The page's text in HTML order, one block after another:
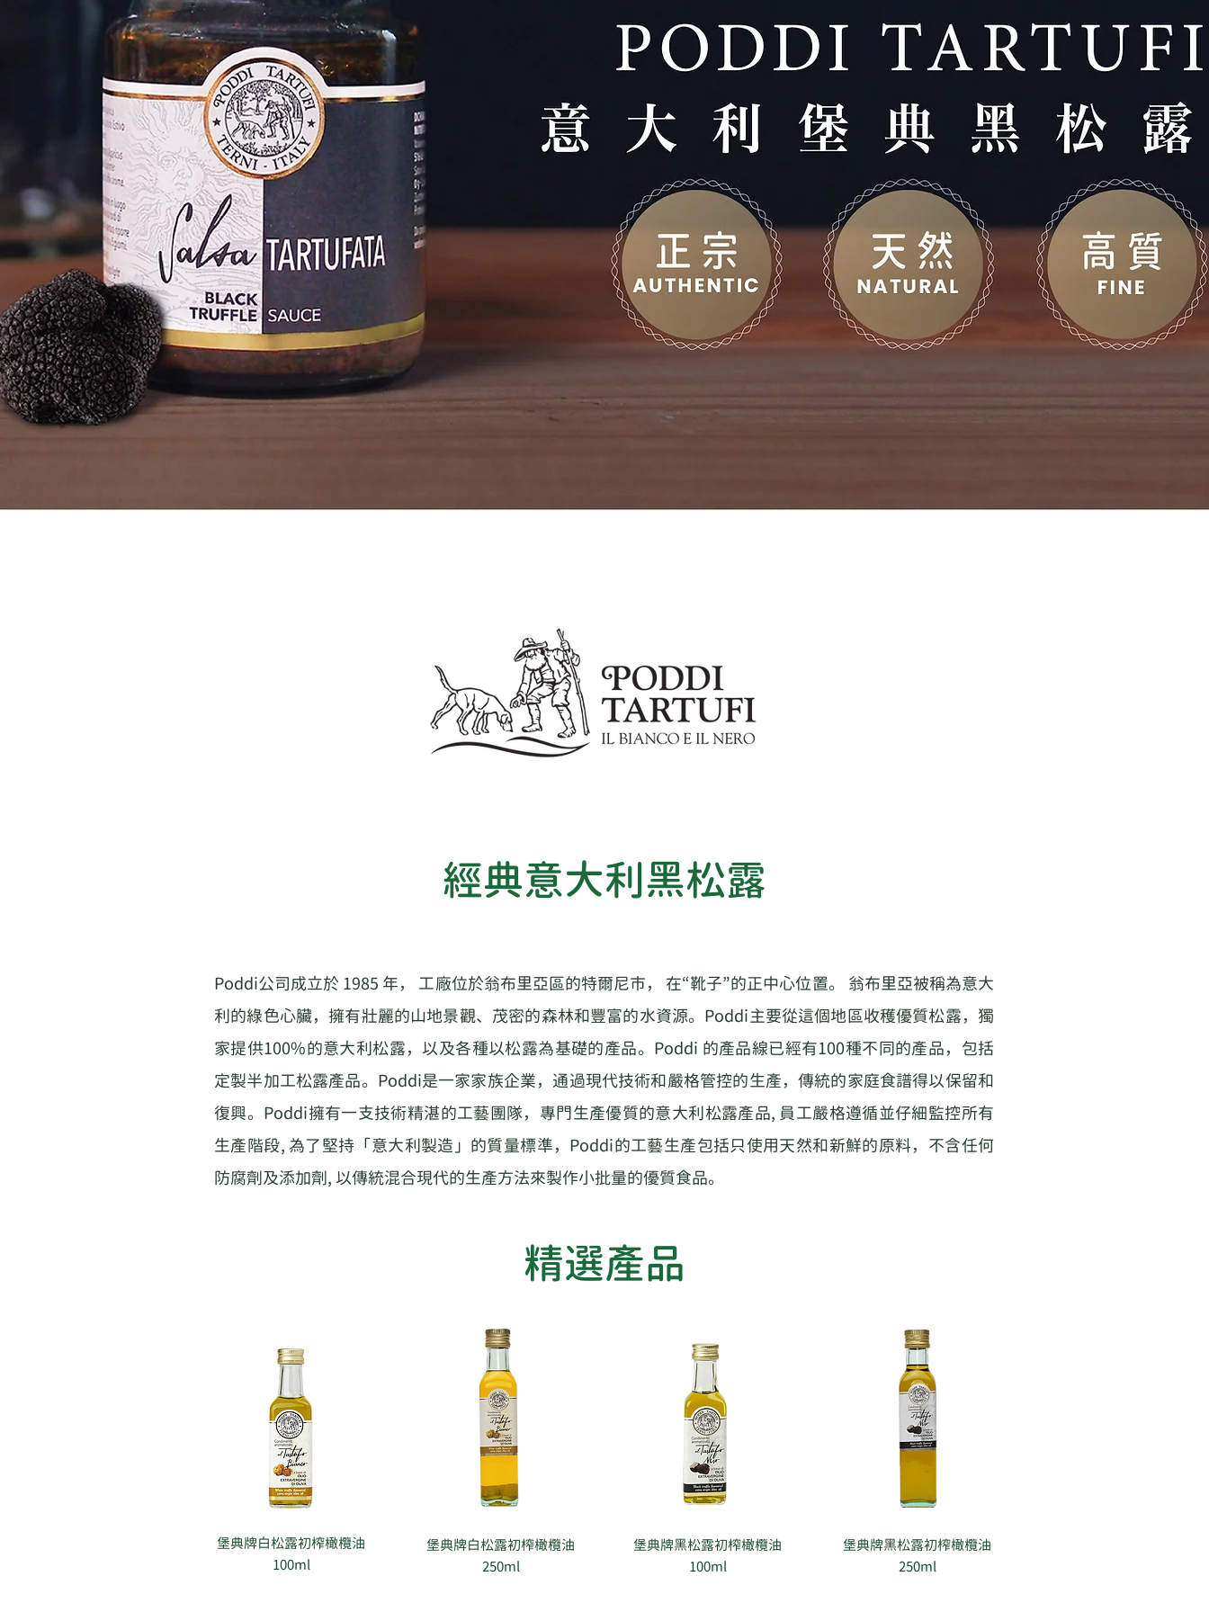
經典意大利黑松露
Poddi公司成立於 1985 年， 工廠位於翁布里亞區的特爾尼市， 在“靴子”的正中心位置。 翁布里亞被稱為意大
利的綠色心臟，擁有壯麗的山地景觀、茂密的森林和豐富的水資源。Poddi主要從這個地區收穫優質松露，獨
家提供100%的意大利松露，以及各種以松露為基礎的產品。Poddi 的產品線已經有100種不同的產品，包括
定製半加工松露產品。Poddi是一家家族企業，通過現代技術和嚴格管控的生產，傳統的家庭食譜得以保留和
復興。Poddi擁有一支技術精湛的工藝團隊，專門生產優質的意大利松露產品, 員工嚴格遵循並仔細監控所有
生產階段, 為了堅持「意大利製造」的質量標準，Poddi的工藝生產包括只使用天然和新鮮的原料，不含任何
防腐劑及添加劑, 以傳統混合現代的生產方法來製作小批量的優質食品。
​精選產品
堡典牌白松露初榨橄欖油
100ml
堡典牌白松露初榨橄欖油
250ml
堡典牌黑松露初榨橄欖油
250ml
堡典牌黑松露初榨橄欖油
100ml